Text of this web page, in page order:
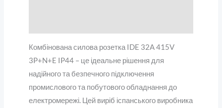
Комбінована силова розетка IDE 32A 415V
3P+N+E IP44 – це ідеальне рішення для
надійного та безпечного підключення
промислового та побутового обладнання до
електромережі. Цей виріб іспанського виробника